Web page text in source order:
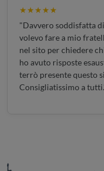
★★★★★
"Davvero soddisfatta
volevo fare a mio
nel sito per chiedere
ho avuto risposte
terrò presente questo
Consigliatissimo a